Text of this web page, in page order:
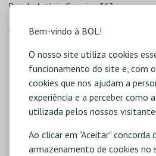
Bem-vindo à BOL!
O nosso site utiliza cookies
funcionamento do site e, com
cookies que nos ajudam a
experiência e a perceber como
utilizada pelos nossos
Ao clicar em "Aceitar" concorda
armazenamento de cookies no
Rua de António Carneiro, 363
4300-027 Porto
Direcções para Ateliê António Carneiro